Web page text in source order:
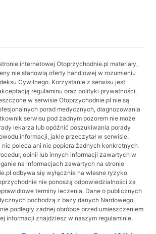
internetowej Otoprzychodnie.pl materiały,
nie stanowią oferty handlowej w rozumieniu
Cywilnego. Korzystanie z serwisu jest
regulaminu oraz polityki prywatności.
w serwisie Otoprzychodnie.pl nie są
porad medycznych, diagnozowania
serwisu pod żadnym pozorem nie może
lekarza lub opóźnić poszukiwania porady
informacji, jakie przeczytał w serwisie.
poleca ani nie popiera żadnych konkretnych
opinii lub innych informacji zawartych w
na informacjach zawartych na stronie
odbywa się wyłącznie na własne ryzyko
nie ponoszą odpowiedzialności za
terminy leczenia. Dane o publicznych
pochodzą z bazy danych Nardowego
podległy zadnej obróbce przed umieszczeniem
informacji znajdziesz w naszym regulaminie.